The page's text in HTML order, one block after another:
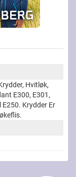
Hvitløk,
E300, E301,
Krydder Er